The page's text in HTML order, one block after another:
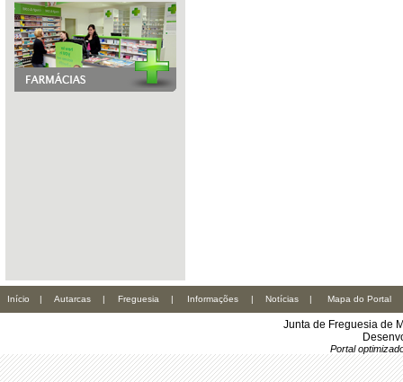
Início | Autarcas | Freguesia | Informações | Notícias | Mapa do Portal
Junta de Freguesia de
Portal